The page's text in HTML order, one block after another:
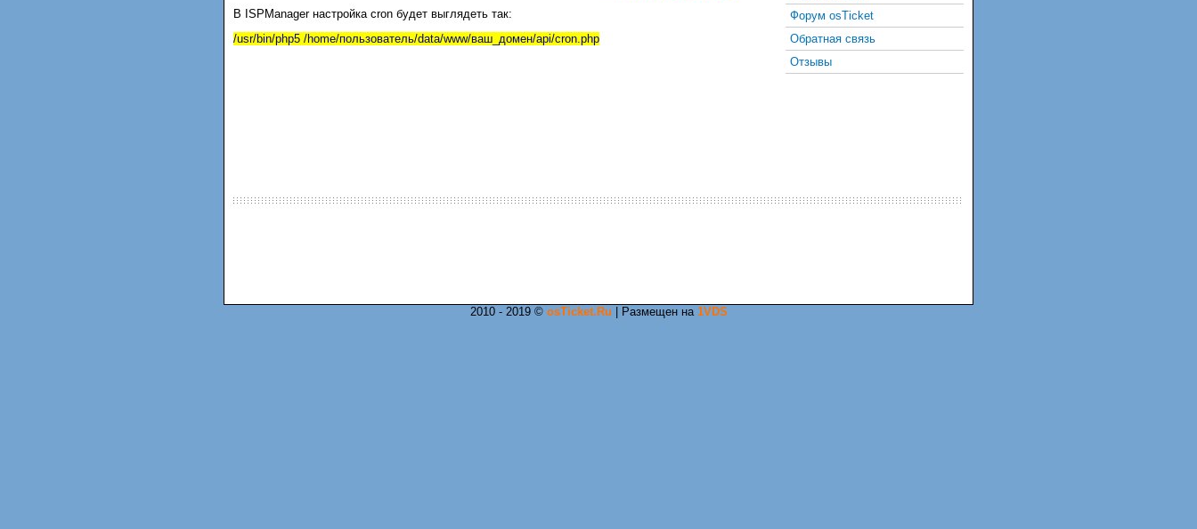
В ISPManager настройка cron будет выглядеть так:
/usr/bin/php5 /home/пользователь/data/www/ваш_домен/api/cron.php
Форум osTicket
Обратная связь
Отзывы
2010 - 2019 © osTicket.Ru | Размещен на 1VDS